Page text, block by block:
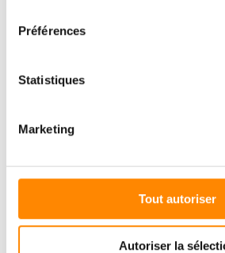
Préférences
Statistiques
Marketing
Tout autoriser
Autoriser la
Consulter et télécharger